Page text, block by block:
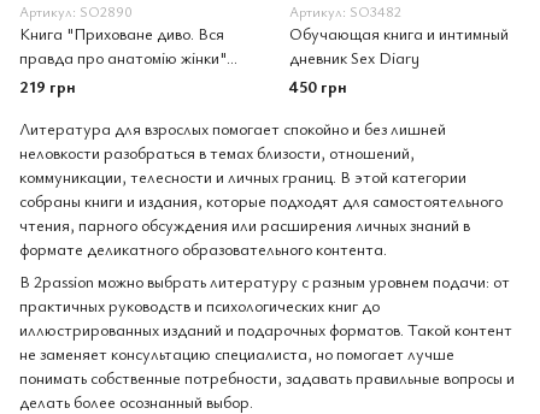
Артикул: SO2890
Книга "Приховане диво. Вся
правда про анатомію жінки"
Ніна Брохманн, Еллен
Стьоккен Дааль
219 грн
Артикул: SO3482
Обучающая книга и интимный
дневник Sex Diary
450 грн
Литература для взрослых помогает спокойно и без лишней
неловкости разобраться в темах близости, отношений,
коммуникации, телесности и личных границ. В этой категории
собраны книги и издания, которые подходят для самостоятельного
чтения, парного обсуждения или расширения личных знаний в
формате деликатного образовательного контента.
В 2passion можно выбрать литературу с разным уровнем подачи: от
практичных руководств и психологических книг до
иллюстрированных изданий и подарочных форматов. Такой контент
не заменяет консультацию специалиста, но помогает лучше
понимать собственные потребности, задавать правильные вопросы и
делать более осознанный выбор.